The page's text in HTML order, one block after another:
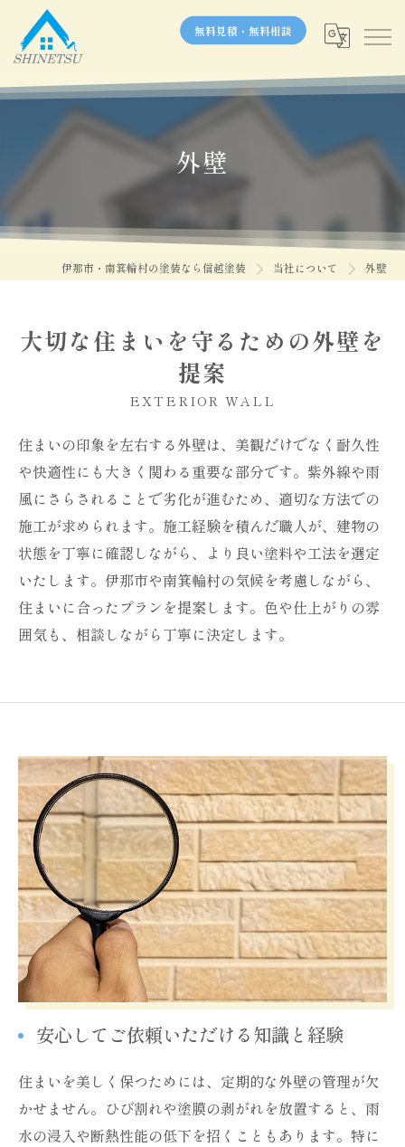
無料見積・無料相談
外壁
伊那市・南箕輪村の塗装なら信越塗装 当社について 外壁
大切な住まいを守るための外壁を
提案
EXTERIOR WALL
住まいの印象を左右する外壁は、美観だけでなく耐久性
や快適性にも大きく関わる重要な部分です。紫外線や雨
風にさらされることで劣化が進むため、適切な方法での
施工が求められます。施工経験を積んだ職人が、建物の
状態を丁寧に確認しながら、より良い塗料や工法を選定
いたします。伊那市や南箕輪村の気候を考慮しながら、
住まいに合ったプランを提案します。色や仕上がりの雰
囲気も、相談しながら丁寧に決定します。
安心してご依頼いただける知識と経験
住まいを美しく保つためには、定期的な外壁の管理が欠
かせません。ひび割れや塗膜の剥がれを放置すると、雨
水の浸入や断熱性能の低下を招くこともあります。特に